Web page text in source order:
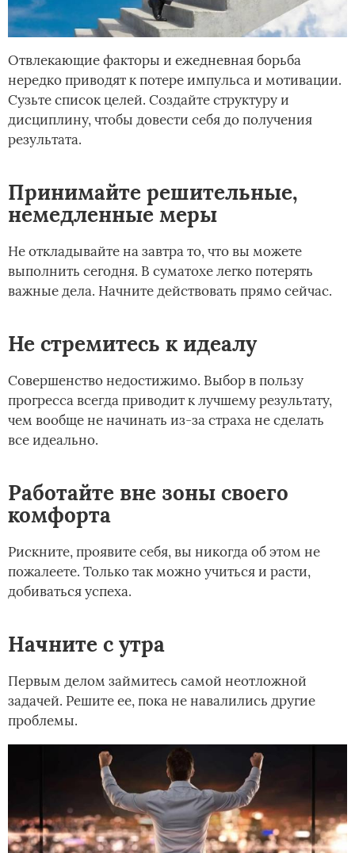
Отвлекающие факторы и ежедневная борьба
нередко приводят к потере импульса и мотивации.
Сузьте список целей. Создайте структуру и
дисциплину, чтобы довести себя до получения
результата.
Принимайте решительные,
немедленные меры
Не откладывайте на завтра то, что вы можете
выполнить сегодня. В суматохе легко потерять
важные дела. Начните действовать прямо сейчас.
Не стремитесь к идеалу
Совершенство недостижимо. Выбор в пользу
прогресса всегда приводит к лучшему результату,
чем вообще не начинать из-за страха не сделать
все идеально.
Работайте вне зоны своего
комфорта
Рискните, проявите себя, вы никогда об этом не
пожалеете. Только так можно учиться и расти,
добиваться успеха.
Начните с утра
Первым делом займитесь самой неотложной
задачей. Решите ее, пока не навалились другие
проблемы.